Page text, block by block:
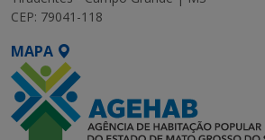
CEP: 79041-118
MAPA